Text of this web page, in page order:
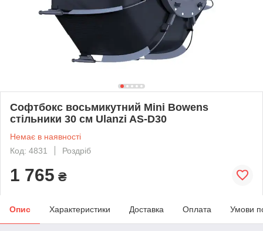
Софтбокс восьмикутний Mini Bowens
стільники 30 см Ulanzi AS-D30
Немає в наявності
Код: 4831
Роздріб
1 765 ₴
Опис Характеристики Доставка Оплата Умови